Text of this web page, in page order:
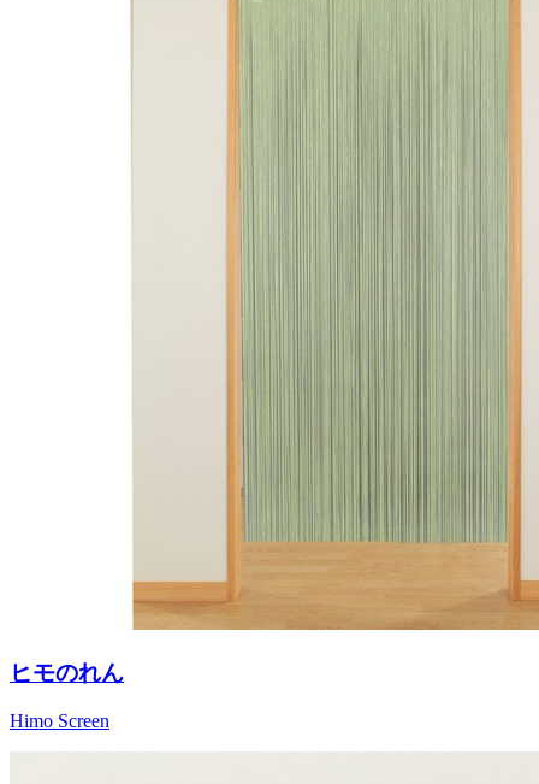
ヒモのれん
Himo Screen